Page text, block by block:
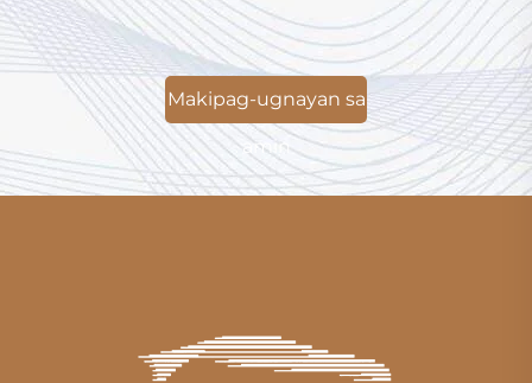
Makipag-ugnayan sa
amin